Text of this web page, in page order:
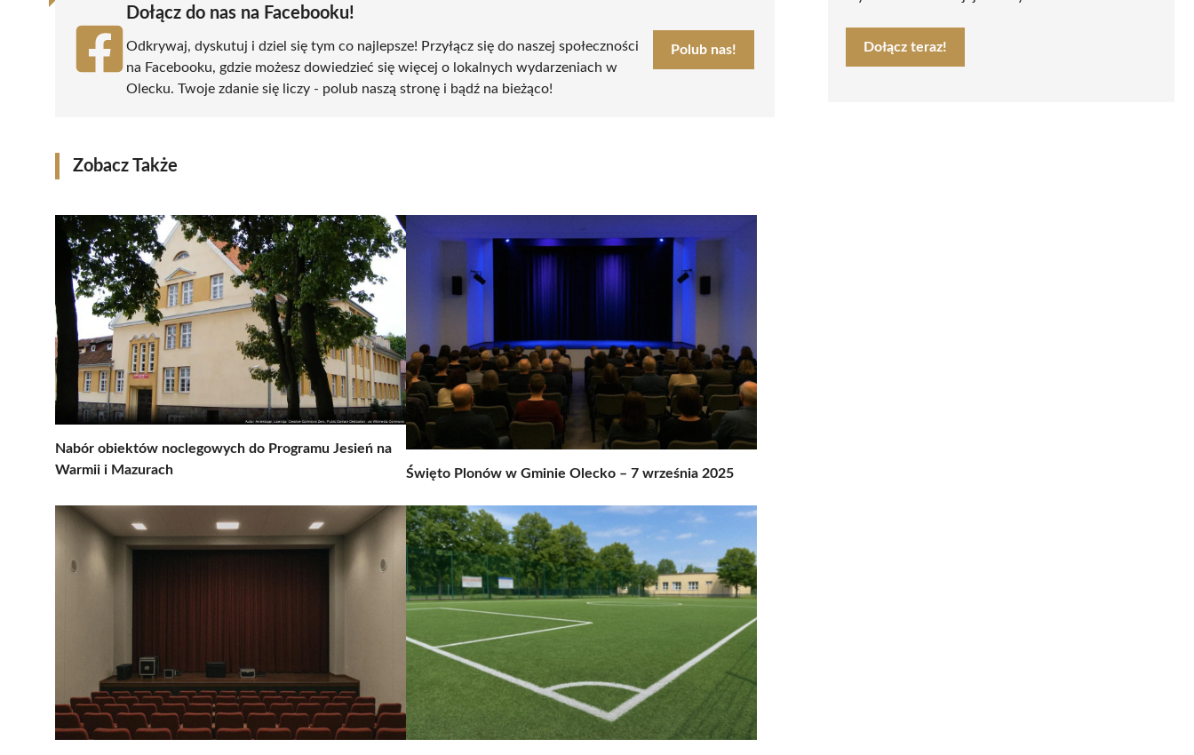
Dołącz do nas na Facebooku!
Odkrywaj, dyskutuj i dziel się tym co najlepsze! Przyłącz się do naszej społeczności
na Facebooku, gdzie możesz dowiedzieć się więcej o lokalnych wydarzeniach w
Olecku. Twoje zdanie się liczy - polub naszą stronę i bądź na bieżąco!
Polub nas!
Zobacz Także
Nabór obiektów noclegowych do Programu Jesień na
Warmii i Mazurach
Święto Plonów w Gminie Olecko – 7 września 2025
Dołącz teraz!